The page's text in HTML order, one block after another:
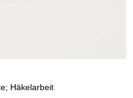
Häkelarbeit